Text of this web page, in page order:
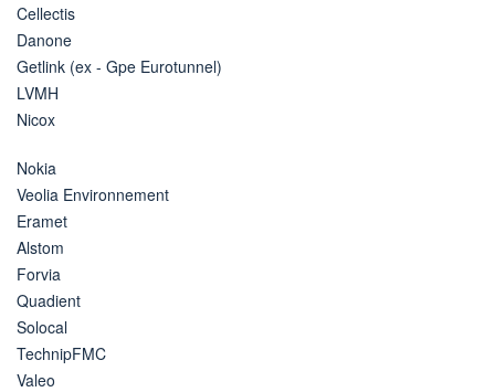
Cellectis
Danone
Getlink (ex - Gpe Eurotunnel)
LVMH
Nicox
Nokia
Veolia Environnement
Eramet
Alstom
Forvia
Quadient
Solocal
TechnipFMC
Valeo